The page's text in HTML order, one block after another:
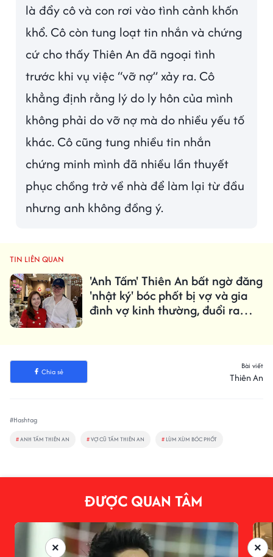
là đẩy cô và con rơi vào tình cảnh khốn
khổ. Cô còn tung loạt tin nhắn và chứng
cứ cho thấy Thiên An đã ngoại tình
trước khi vụ việc “vỡ nợ” xảy ra. Cô
khẳng định rằng lý do ly hôn của mình
không phải do vỡ nợ mà do nhiều yếu tố
khác. Cô cũng tung nhiều tin nhắn
chứng minh mình đã nhiều lần thuyết
phục chồng trở về nhà để làm lại từ đầu
nhưng anh không đồng ý.
TIN LIÊN QUAN
'Anh Tấm' Thiên An bất ngờ đăng
'nhật ký' bóc phốt bị vợ và gia
đình vợ kinh thường, đuổi ra
Chia sẻ
Bài viết
Thiên An
#Hashtag
#ANH TẤM THIÊN AN #VỢ CŨ TẤM THIÊN AN # LÙM XÙM BÓC PHỐT
ĐƯỢC QUAN TÂM
×
×